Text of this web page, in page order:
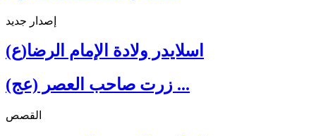
إصدار جديد
اسلايدر ولادة الإمام الرضا(ع)
زرت صاحب العصر (عج) ...
القصص